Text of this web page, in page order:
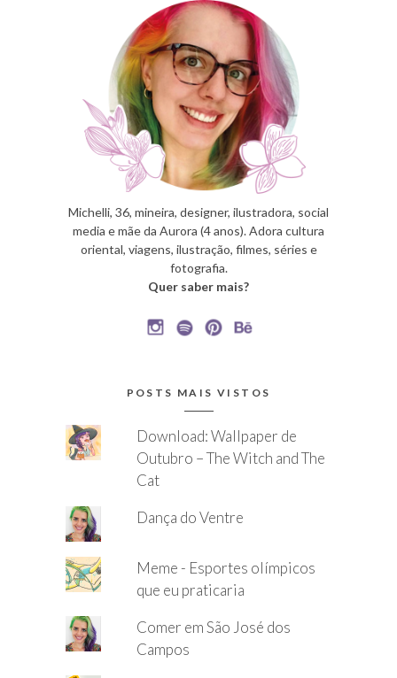
Michelli, 36, mineira, designer, ilustradora, social
media e mãe da Aurora (4 anos). Adora cultura
oriental, viagens, ilustração, filmes, séries e
fotografia.
Quer saber mais?
POSTS MAIS VISTOS
Download: Wallpaper de
Outubro – The Witch and The
Cat
Dança do Ventre
Meme - Esportes olímpicos
que eu praticaria
Comer em São José dos
Campos